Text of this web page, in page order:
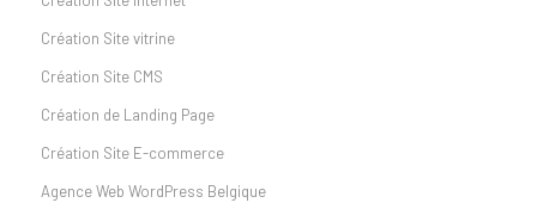
Création Site vitrine
Création Site CMS
Création de Landing Page
Création Site E-commerce
Agence Web WordPress Belgique